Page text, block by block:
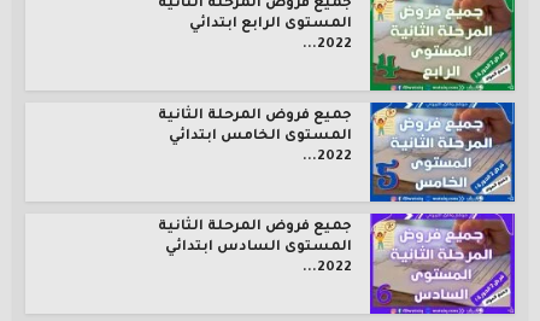
جميع فروض المرحلة الثانية
المستوى الرابع ابتدائي
2022...
جميع فروض المرحلة الثانية
المستوى الخامس ابتدائي
2022...
جميع فروض المرحلة الثانية
المستوى السادس ابتدائي
2022...